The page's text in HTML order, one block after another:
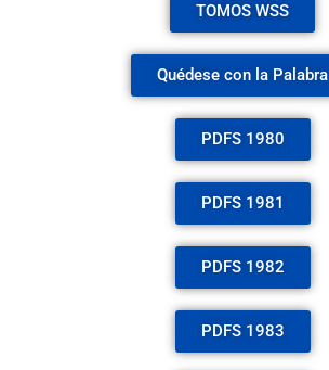
TOMOS WSS
Quédese con la Palabra
PDFS 1980
PDFS 1981
PDFS 1982
PDFS 1983